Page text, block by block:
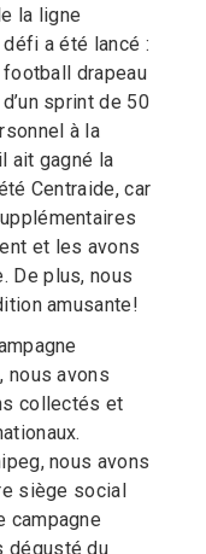
la ligne
défi a été lancé :
football drapeau
sprint de 50
à la
ait gagné la
Centraide, car
et les avons
De plus, nous
amusante!
nous avons
collectés et
nous avons
siège social
campagne
dégusté du